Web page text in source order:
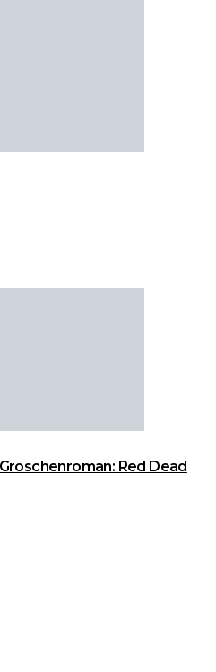
Red Dead